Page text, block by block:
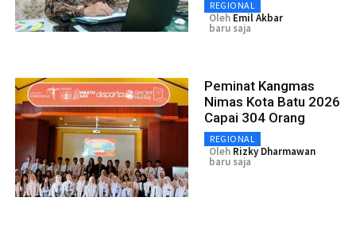
REGIONAL
Oleh Emil Akbar
baru saja
Peminat Kangmas
Nimas Kota Batu 2026
Capai 304 Orang
REGIONAL
Oleh Rizky Dharmawan
baru saja